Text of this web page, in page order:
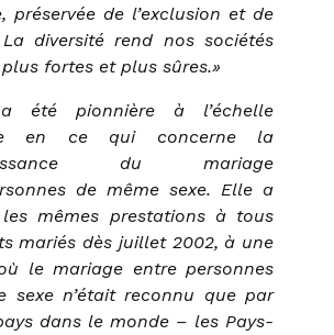
préservée de l’exclusion et de
diversité rend nos sociétés
fortes et plus sûres.»
a été pionnière à l’échelle
en ce qui concerne la
du mariage
de même sexe. Elle a
mêmes prestations à tous
mariés dès juillet 2002, à une
le mariage entre personnes
sexe n’était reconnu que par
dans le monde – les Pays-